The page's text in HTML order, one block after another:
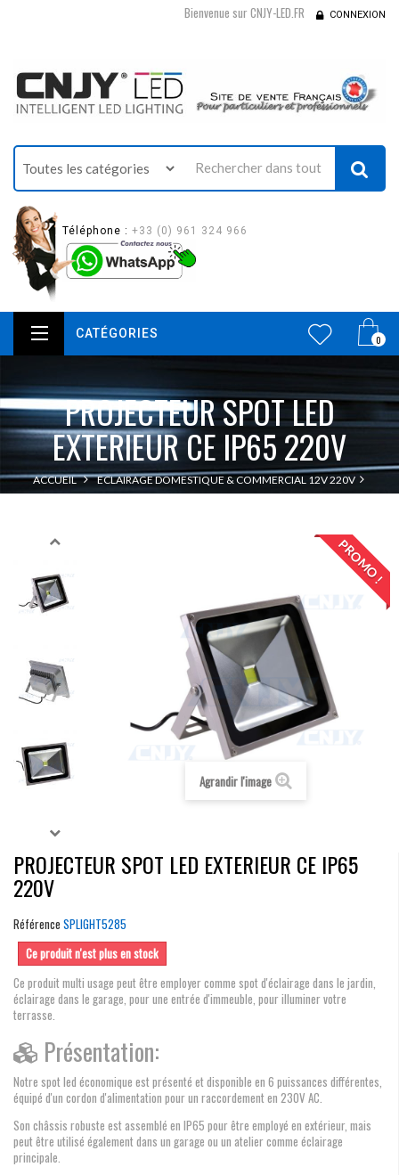
Bienvenue sur CNJY-LED.FR CONNEXION
Téléphone : +33 (0) 961 324 966
0
CATÉGORIES
PROJECTEUR SPOT LED
EXTERIEUR CE IP65 220V
ACCUEIL
ECLAIRAGE DOMESTIQUE & COMMERCIAL 12V 220V
PROMO !
Agrandir l'image
PROJECTEUR SPOT LED EXTERIEUR CE IP65
220V
Référence SPLIGHT5285
Ce produit n'est plus en stock
Ce produit multi usage peut être employer comme spot d'éclairage dans le jardin,
éclairage dans le garage, pour une entrée d'immeuble, pour illuminer votre
terrasse.
Présentation:
Notre spot led économique est présenté et disponible en 6 puissances différentes,
équipé d'un cordon d'alimentation pour un raccordement en 230V AC.
Son châssis robuste est assemblé en IP65 pour être employé en extérieur, mais
peut être utilisé également dans un garage ou un atelier comme éclairage
principale.